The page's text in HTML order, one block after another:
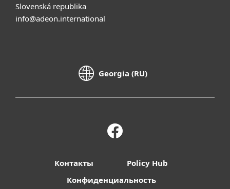
Slovenská republika
info@adeon.international
Georgia (RU)
Контакты
Policy Hub
Конфиденциальность